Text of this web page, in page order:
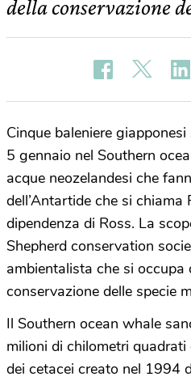
della conservazione
Cinque baleniere
5 gennaio nel Southern
acque neozelandesi che
dell’Antartide che si chiama
dipendenza di Ross. La
Shepherd conservation
ambientalista che si occupa
conservazione delle specie
Il Southern ocean whale
milioni di chilometri
dei cetacei creato nel 1994